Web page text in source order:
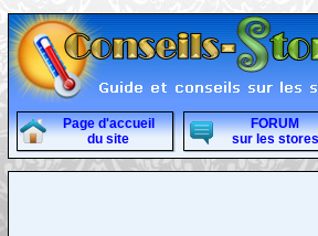
Page d'accueil
du site
FORUM
sur les stores